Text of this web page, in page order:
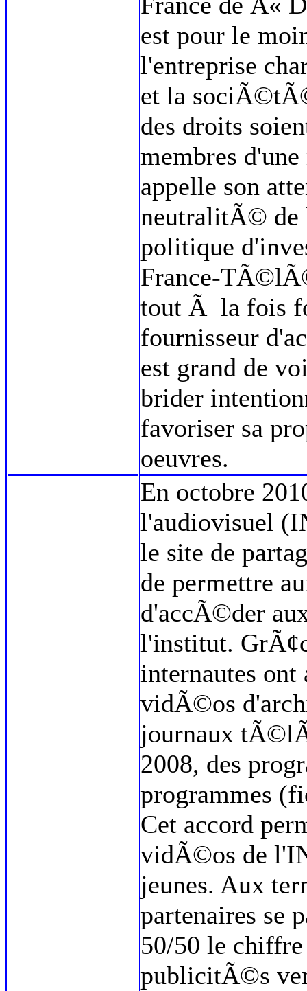
est pour le
l'entreprise
et la
des droits
membres
appelle son
neutralitÃ© de
politique
France-
tout Ã la fois
fournisseur
est grand de
brider
favoriser sa
oeuvres.
En octobre
l'audiovisuel
le site de
de permettre
d'accÃ©der
l'institut.
internautes
vidÃ©os
journaux
2008, des
programmes
Cet accord
vidÃ©os de
jeunes. Aux
partenaires se
50/50 le
publicitÃ©s